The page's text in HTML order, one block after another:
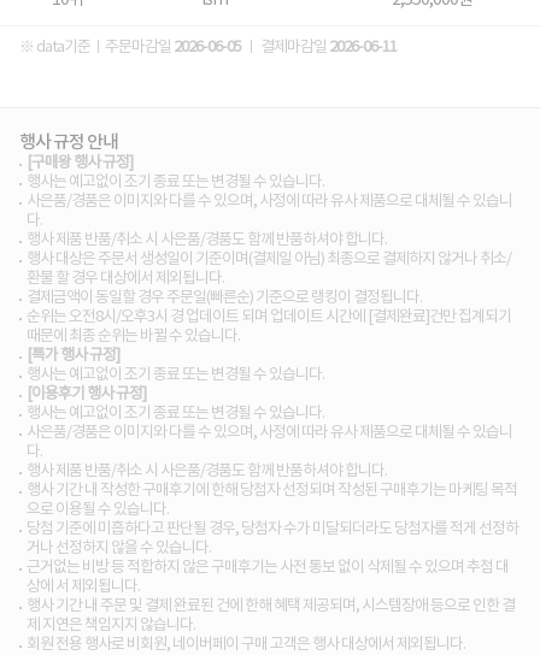
※ data기준ㅣ주문마감일 2026-06-05ㅣ 결제마감일 2026-06-11
행사 규정 안내
[구매왕 행사 규정]
행사는 예고없이 조기 종료 또는 변경될 수 있습니다.
사은품/경품은 이미지와 다를 수 있으며, 사정에 따라 유사 제품으로 대체될 수 있습니
다.
행사 제품 반품/취소 시 사은품/경품도 함께 반품하셔야 합니다.
행사 대상은 주문서 생성일이 기준이며(결제일 아님) 최종으로 결제하지 않거나 취소/
환불 할 경우 대상에서 제외됩니다.
결제금액이 동일할 경우 주문일(빠른순) 기준으로 랭킹이 결정됩니다.
순위는 오전8시/오후3시 경 업데이트 되며 업데이트 시간에 [결제완료]건만 집계되기
때문에 최종 순위는 바뀔 수 있습니다.
[특가 행사 규정]
행사는 예고없이 조기 종료 또는 변경될 수 있습니다.
[이용후기 행사 규정]
행사는 예고없이 조기 종료 또는 변경될 수 있습니다.
사은품/경품은 이미지와 다를 수 있으며, 사정에 따라 유사 제품으로 대체될 수 있습니
다.
행사 제품 반품/취소 시 사은품/경품도 함께 반품하셔야 합니다.
행사 기간 내 작성한 구매후기에 한해 당첨자 선정되며 작성된 구매후기는 마케팅 목적
으로 이용될 수 있습니다.
당첨 기준에 미흡하다고 판단될 경우, 당첨자 수가 미달되더라도 당첨자를 적게 선정하
거나 선정하지 않을 수 있습니다.
근거없는 비방 등 적합하지 않은 구매후기는 사전 통보 없이 삭제될 수 있으며 추첨 대
상에 서 제외됩니다.
행사 기간 내 주문 및 결제 완료된 건에 한해 혜택 제공되며, 시스템장애 등으로 인한 결
제 지연은 책임지지 않습니다.
회원 전용 행사로 비회원, 네이버페이 구매 고객은 행사 대상에서 제외됩니다.